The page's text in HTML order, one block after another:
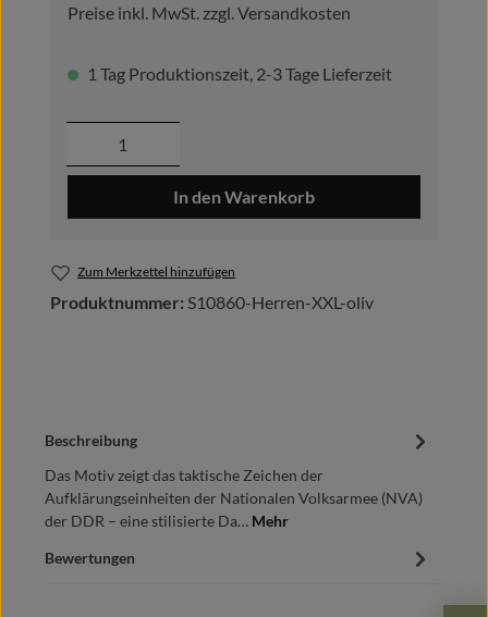
Preise inkl. MwSt. zzgl. Versandkosten
1 Tag Produktionszeit, 2-3 Tage Lieferzeit
Produkt Anzahl: Gib den gewünschten
In den Warenkorb
Zum Merkzettel hinzufügen
Produktnummer: S10860-Herren-XXL-oliv
Beschreibung
Das Motiv zeigt das taktische Zeichen der
Aufklärungseinheiten der Nationalen Volksarmee (NVA)
der DDR – eine stilisierte Da… Mehr
Bewertungen